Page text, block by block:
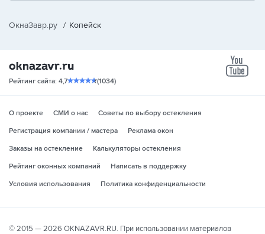
ОкнаЗавр.ру / Копейск
Рейтинг сайта: 4,7 (1034)
О проекте СМИ о нас
Советы по выбору остекления
Регистрация компании / мастера
Реклама окон
Заказы на остекление
Калькуляторы остекления
Рейтинг оконных компаний
Написать в поддержку
Условия использования
Политика конфиденциальности
© 2015 — 2026 OKNAZAVR.RU. При использовании материалов